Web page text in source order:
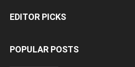
EDITOR PICKS
POPULAR POSTS